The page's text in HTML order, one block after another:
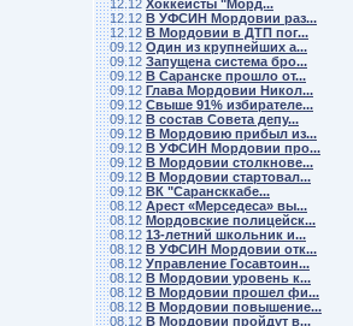
12.12 Хоккеисты "Морд...
12.12 В УФСИН Мордовии раз...
12.12 В Мордовии в ДТП пог...
09.12 Один из крупнейших а...
09.12 Запущена система бро...
09.12 В Саранске прошло от...
09.12 Глава Мордовии Никол...
09.12 Свыше 91% избирателе...
09.12 В состав Совета депу...
09.12 В Мордовию прибыл из...
09.12 В УФСИН Мордовии про...
09.12 В Мордовии столкнове...
09.12 В Мордовии стартовал...
09.12 ВК "Сарансккабе...
08.12 Арест «Мерседеса» вы...
08.12 Мордовские полицейск...
08.12 13-летний школьник и...
08.12 В УФСИН Мордовии отк...
08.12 Управление Госавтоин...
08.12 В Мордовии уровень к...
08.12 В Мордовии прошел фи...
08.12 В Мордовии повышение...
08.12 В Мордовии пройдут в...